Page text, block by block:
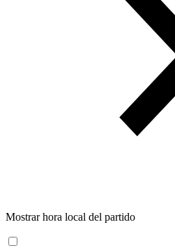
Mostrar hora local del partido